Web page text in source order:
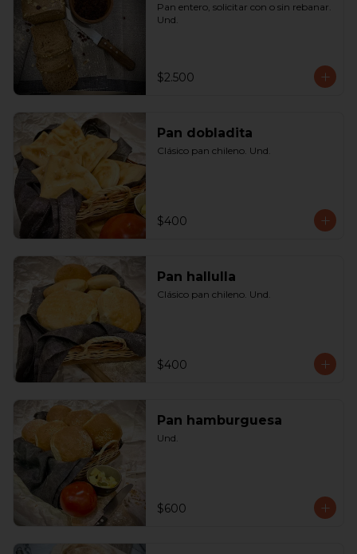
Pan entero, solicitar con o sin rebanar.
Und.
$2.500
Pan dobladita
Clásico pan chileno. Und.
$400
Pan hallulla
Clásico pan chileno. Und.
$400
Pan hamburguesa
Und.
$600